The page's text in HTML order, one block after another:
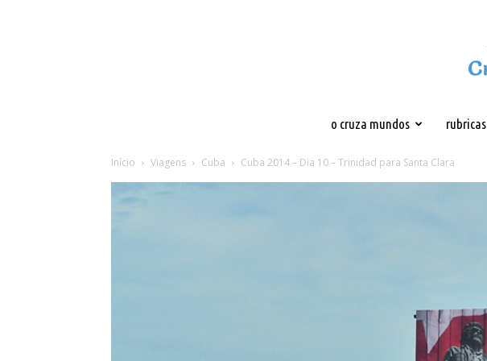
o cruza mundos rubricas
Início Viagens Cuba Cuba 2014 – Dia 10 – Trinidad para Santa Clara